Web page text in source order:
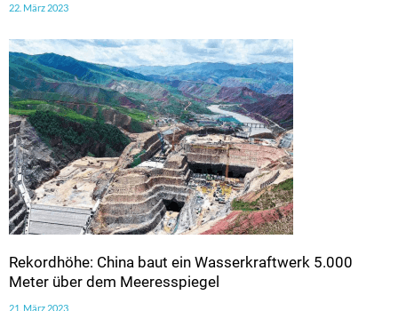
22. März 2023
Rekordhöhe: China baut ein Wasserkraftwerk 5.000
Meter über dem Meeresspiegel
21. März 2023